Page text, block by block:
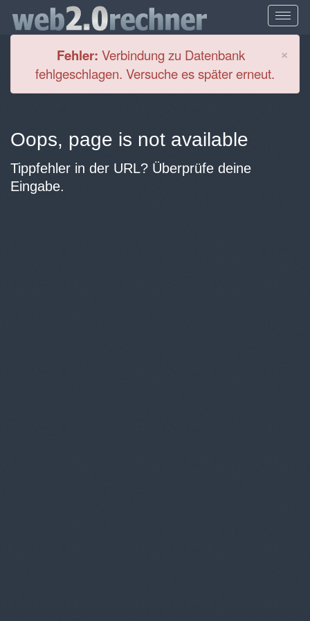
×
Fehler: Verbindung zu Datenbank
fehlgeschlagen. Versuche es später erneut.
Oops, page is not available
Tippfehler in der URL? Überprüfe deine
Eingabe.